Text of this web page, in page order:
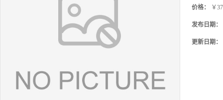
价格： ￥
发布日期：
更新日期：